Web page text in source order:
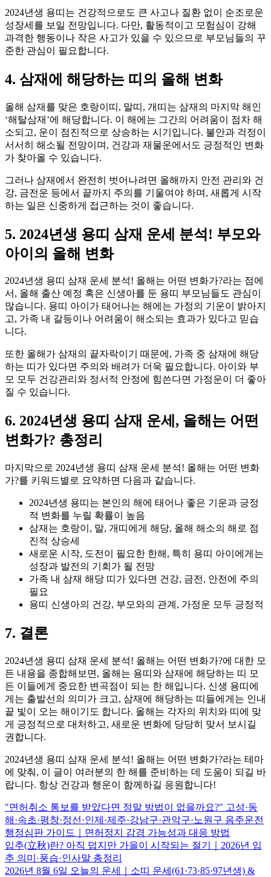
2024년생 용띠는 건강적으로도 큰 사고나 질환 없이 순조로운
성장세를 보일 전망입니다. 다만, 활동적이고 모험심이 강해
과격한 행동이나 작은 사고가 있을 수 있으므로 부모님들의 꾸
준한 관심이 필요합니다.
4. 삼재에 해당하는 띠의 올해 변화
올해 삼재를 맞은 호랑이띠, 말띠, 개띠는 삼재의 마지막 해인
‘해탈삼재’에 해당합니다. 이 해에는 그간의 어려움이 점차 해
소되고, 운이 점진적으로 상승하는 시기입니다. 불안과 걱정이
서서히 해소될 전망이며, 건강과 재물운에서도 긍정적인 변화
가 찾아올 수 있습니다.
그러나 삼재에서 완전히 벗어나려면 올해까지 안전 관리와 건
강, 금전운 등에서 끝까지 주의를 기울여야 하며, 새롭게 시작
하는 일은 신중하게 접근하는 것이 좋습니다.
5. 2024년생 용띠 삼재 운세 분석! 부모와
아이의 올해 변화
2024년생 용띠 삼재 운세 분석! 올해는 어떤 변화가?라는 점에
서, 올해 출산 예정 혹은 신생아를 둔 용띠 부모님들도 관심이
많습니다. 용띠 아이가 태어나는 해에는 가정의 기운이 밝아지
고, 가족 내 갈등이나 어려움이 해소되는 효과가 있다고 믿습
니다.
또한 올해가 삼재의 끝자락이기 때문에, 가족 중 삼재에 해당
하는 띠가 있다면 주의와 배려가 더욱 필요합니다. 아이와 부
모 모두 건강관리와 정서적 안정에 힘쓴다면 가정운이 더 좋아
질 수 있습니다.
6. 2024년생 용띠 삼재 운세, 올해는 어떤
변화가? 총정리
마지막으로 2024년생 용띠 삼재 운세 분석! 올해는 어떤 변화
가?를 키워드별로 요약하면 다음과 같습니다.
2024년생 용띠는 본인의 해에 태어나 좋은 기운과 긍정
적 변화를 누릴 확률이 높음
삼재는 호랑이, 말, 개띠에게 해당, 올해 해소의 해로 점
진적 상승세
새로운 시작, 도전이 필요한 한해, 특히 용띠 아이에게는
성장과 발전의 기회가 될 전망
가족 내 삼재 해당 띠가 있다면 건강, 금전, 안전에 주의
필요
용띠 신생아의 건강, 부모와의 관계, 가정운 모두 긍정적
7. 결론
2024년생 용띠 삼재 운세 분석! 올해는 어떤 변화가?에 대한 모
든 내용을 종합해보면, 올해는 용띠와 삼재에 해당하는 띠 모
든 이들에게 중요한 변곡점이 되는 한 해입니다. 신생 용띠에
게는 출발선의 의미가 크고, 삼재에 해당하는 띠들에게는 인내
끝 빛이 오는 해이기도 합니다. 올해는 각자의 위치와 띠에 맞
게 긍정적으로 대처하고, 새로운 변화에 당당히 맞서 보시길
권합니다.
2024년생 용띠 삼재 운세 분석! 올해는 어떤 변화가?라는 테마
에 맞춰, 이 글이 여러분의 한 해를 준비하는 데 도움이 되길 바
랍니다. 항상 건강과 행운이 함께하길 응원합니다!
"면허취소 통보를 받았다면 정말 방법이 없을까요?" 고성·동
해·속초·평창·정선·인제·제주·강남구·관악구·노원구 음주운전
행정심판 가이드｜면허정지 감경 가능성과 대응 방법
입추(立秋)란? 아직 덥지만 가을이 시작되는 절기｜2026년 입
추 의미·풍습·인사말 총정리
2026년 8월 6일 오늘의 운세｜소띠 운세(61·73·85·97년생) &